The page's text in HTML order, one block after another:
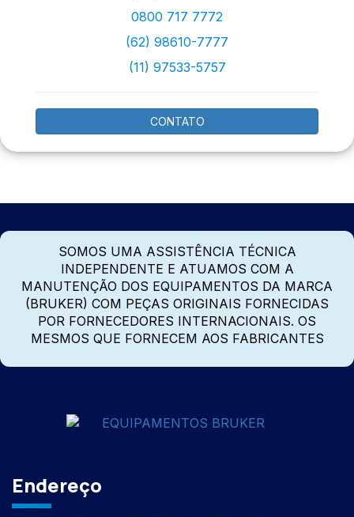
0800 717 7772
(62) 98610-7777
(11) 97533-5757
CONTATO
SOMOS UMA ASSISTÊNCIA TÉCNICA
INDEPENDENTE E ATUAMOS COM A
MANUTENÇÃO DOS EQUIPAMENTOS DA MARCA
(BRUKER) COM PEÇAS ORIGINAIS FORNECIDAS
POR FORNECEDORES INTERNACIONAIS. OS
MESMOS QUE FORNECEM AOS FABRICANTES
Endereço